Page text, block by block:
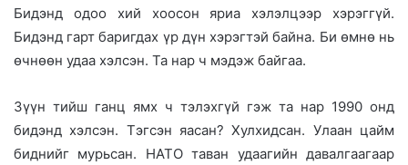
Бидэнд одоо хий хоосон яриа хэлэлцээр хэрэггүй.
Бидэнд гарт баригдах үр дүн хэрэгтэй байна. Би өмнө нь
өчнөөн удаа хэлсэн. Та нар ч мэдэж байгаа.
Зүүн тийш ганц ямх ч тэлэхгүй гэж та нар 1990 онд
бидэнд хэлсэн. Тэгсэн яасан? Хулхидсан. Улаан цайм
биднийг мурьсан. НАТО таван удаагийн давалгаагаар